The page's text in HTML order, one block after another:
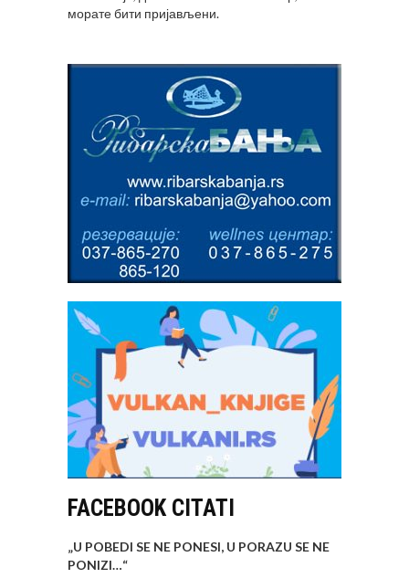
моратебити пријављени.
FACEBOOK CITATI
„U POBEDI SE NE PONESI, U PORAZU SE NE
PONIZI…“